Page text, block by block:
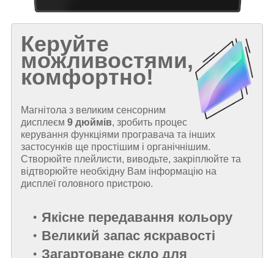
Керуйте
можливостями,
комфортно!
Магнітола з великим сенсорним
дисплеєм 9 дюймів, зробить процес
керування функціями програвача та інших
застосунків ще простішим і органічнішим.
Створюйте плейлисти, виводьте, закріплюйте та
відтворюйте необхідну Вам інформацію на
дисплеї головного пристрою.
Якісне передавання кольору
Великий запас яскравості
Загартоване скло для